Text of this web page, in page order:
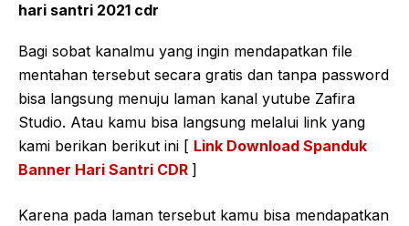
hari santri 2021 cdr
Bagi sobat kanalmu yang ingin mendapatkan file
mentahan tersebut secara gratis dan tanpa password
bisa langsung menuju laman kanal yutube Zafira
Studio. Atau kamu bisa langsung melalui link yang
kami berikan berikut ini [ Link Download Spanduk
Banner Hari Santri CDR ]
Karena pada laman tersebut kamu bisa mendapatkan